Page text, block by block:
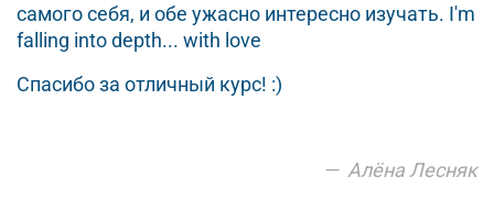
самого себя, и обе ужасно интересно изучать. I'm
falling into depth... with love
Спасибо за отличный курс! :)
Алёна Лесняк